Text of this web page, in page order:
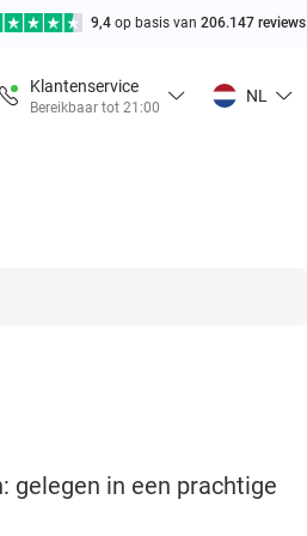
9,4 op basis van 206.147 reviews
Klantenservice
Bereikbaar tot 21:00
NL
gelegen in een prachtige